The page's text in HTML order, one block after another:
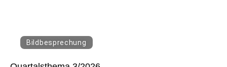
Bildbesprechung